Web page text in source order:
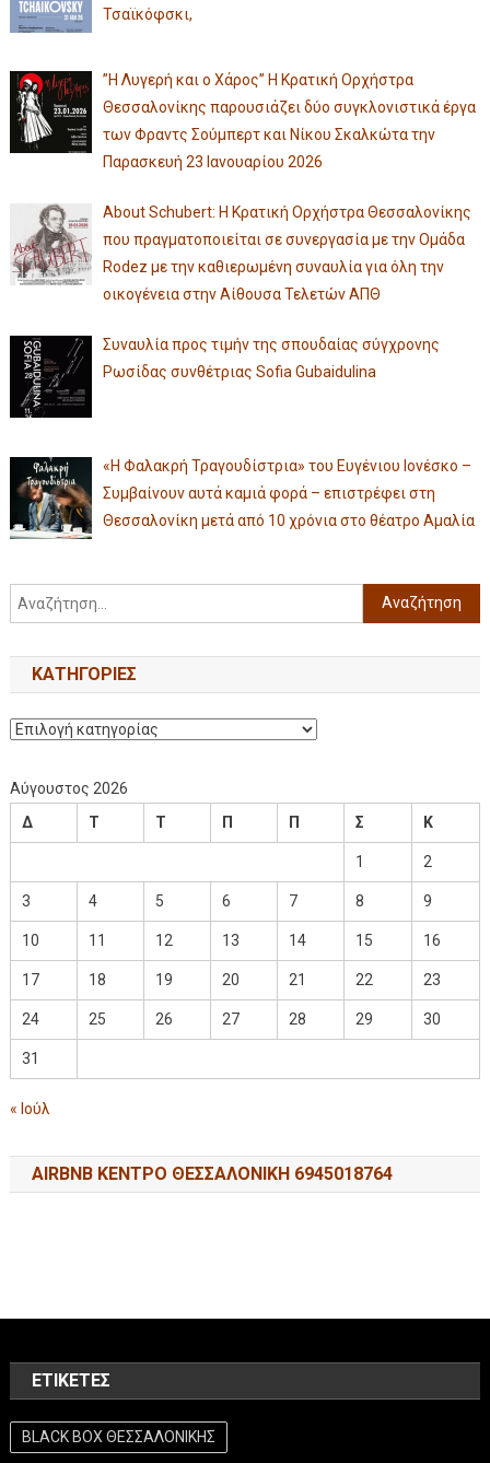
Τσαϊκόφσκι,
”Η Λυγερή και ο Χάρος” Η Κρατική Ορχήστρα
Θεσσαλονίκης παρουσιάζει δύο συγκλονιστικά έργα
των Φραντς Σούμπερτ και Νίκου Σκαλκώτα την
Παρασκευή 23 Ιανουαρίου 2026
About Schubert: Η Κρατική Ορχήστρα Θεσσαλονίκης
που πραγματοποιείται σε συνεργασία με την Ομάδα
Rodez με την καθιερωμένη συναυλία για όλη την
οικογένεια στην Αίθουσα Τελετών ΑΠΘ
Συναυλία προς τιμήν της σπουδαίας σύγχρονης
Ρωσίδας συνθέτριας Sofia Gubaidulina
«Η Φαλακρή Τραγουδίστρια» του Ευγένιου Ιονέσκο –
Συμβαίνουν αυτά καμιά φορά – επιστρέφει στη
Θεσσαλονίκη μετά από 10 χρόνια στο θέατρο Αμαλία
KΑΤΗΓΟΡΊΕΣ
Αύγουστος 2026
Δ
Τ Τ Π Π Σ Κ
1 2
3 4 5 6 7 8 9
10 11 12 13 14 15 16
17 18 19 20 21 22 23
24 25 26 27 28 29 30
31
« Ιούλ
AIRBNB ΚΕΝΤΡΟ ΘΕΣΣΑΛΟΝΙΚΗ 6945018764
ΕΤΙΚΈΤΕΣ
BLACK BOX ΘΕΣΣΑΛΟΝΙΚΗΣ